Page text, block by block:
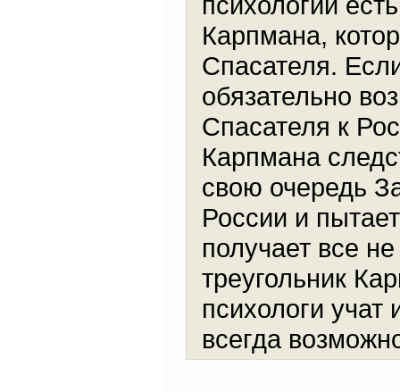
Карпмана,
Спасателя.
обязательно
Спасателя к
Карпмана
свою очередь
России и
получает все
треугольник
психологи учат
всегда